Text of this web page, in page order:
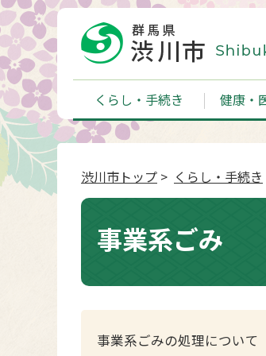
くらし・手続き 健康・
渋川市トップ > くらし・手続き
事業系ごみ
事業系ごみの処理について